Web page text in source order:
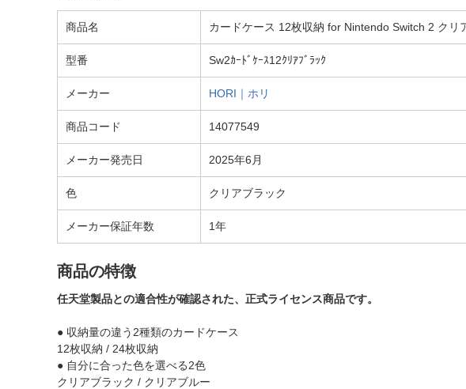
商品名 カードケース 12枚収納 for Nintendo Switch 2 クリ
型番 Sw2ｶｰﾄﾞｹｰｽ12ｸﾘｱﾌﾞﾗｯｸ
メーカー HORI｜ホリ
商品コード 14077549
メーカー発売日 2025年6月
色 クリアブラック
メーカー保証年数 1年
商品の特徴
任天堂製品との適合性が確認された、正式ライセンス商品です。
● 収納量の違う2種類のカードケース
12枚収納 / 24枚収納
● 自分に合った色を選べる2色
クリアブラック / クリアブルー